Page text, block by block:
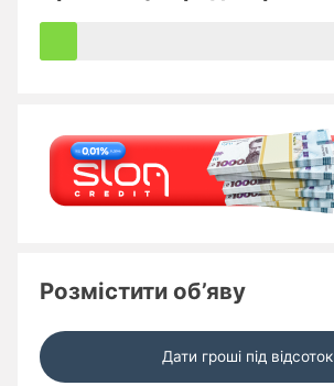
Розмістити об’яву
Дати гроші під відсоток